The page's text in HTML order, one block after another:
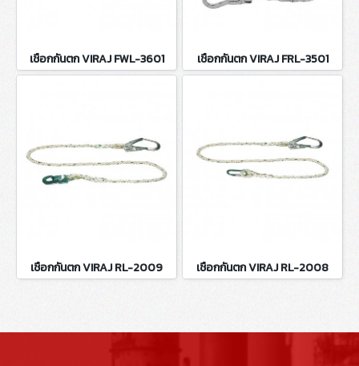
เชือกกันตก VIRAJ FWL-3601 เชือกกันตก VIRAJ FRL-3501
เชือกกันตก VIRAJ RL-2009 เชือกกันตก VIRAJ RL-2008